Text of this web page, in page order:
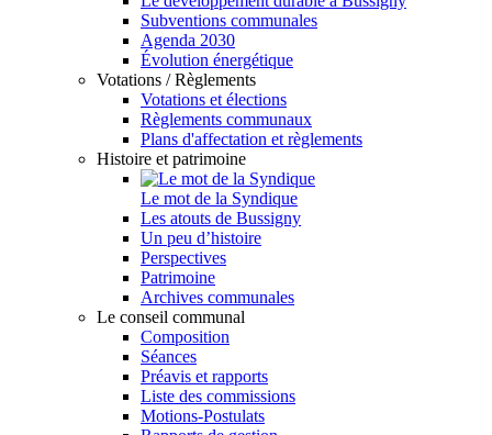
Subventions communales
Agenda 2030
Évolution énergétique
Votations / Règlements
Votations et élections
Règlements communaux
Plans d'affectation et règlements
Histoire et patrimoine
Le mot de la Syndique
Les atouts de Bussigny
Un peu d’histoire
Perspectives
Patrimoine
Archives communales
Le conseil communal
Composition
Séances
Préavis et rapports
Liste des commissions
Motions-Postulats